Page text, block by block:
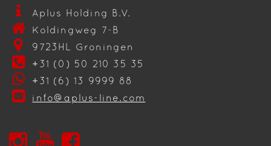
Aplus Holding B.V.
Koldingweg 7-B
9723HL Groningen
+31 (0) 50 210 35 35
+31 (6) 13 9999 88
info@aplus-line.com